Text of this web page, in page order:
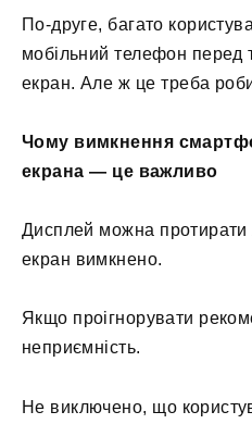
По-друге, багато
мобільний телефон перед
екран. Але ж це треба
Чому вимкнення
екрана — це важливо
Дисплей можна
екран вимкнено.
Якщо проігнорувати
неприємність.
Не виключено, що